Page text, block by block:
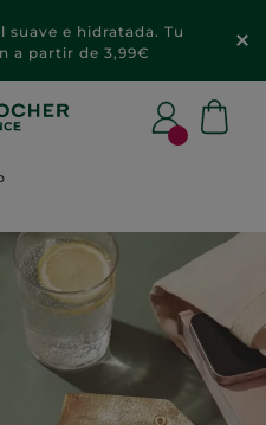
suave e hidratada. Tu
a partir de 3,99€